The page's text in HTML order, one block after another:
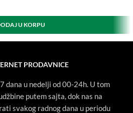
U KORPU
PRODAVNICE
dana u nedelji od 00-24h. U tom
putem sajta, dok nas na
svakog radnog dana u periodu